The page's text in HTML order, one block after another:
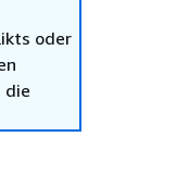
oder
die